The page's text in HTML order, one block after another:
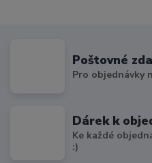
Poštovné
Pro objednávky
Dárek k
Ke každé
:)